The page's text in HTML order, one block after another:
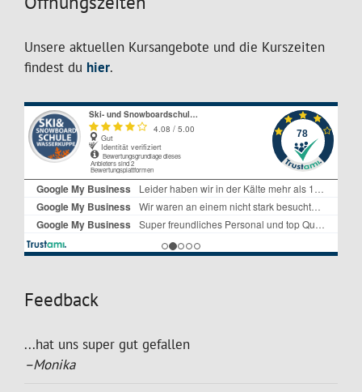
Unsere aktuellen Kursangebote und die Kurszeiten
findest du hier.
Feedback
...hat uns super gut gefallen
–Monika